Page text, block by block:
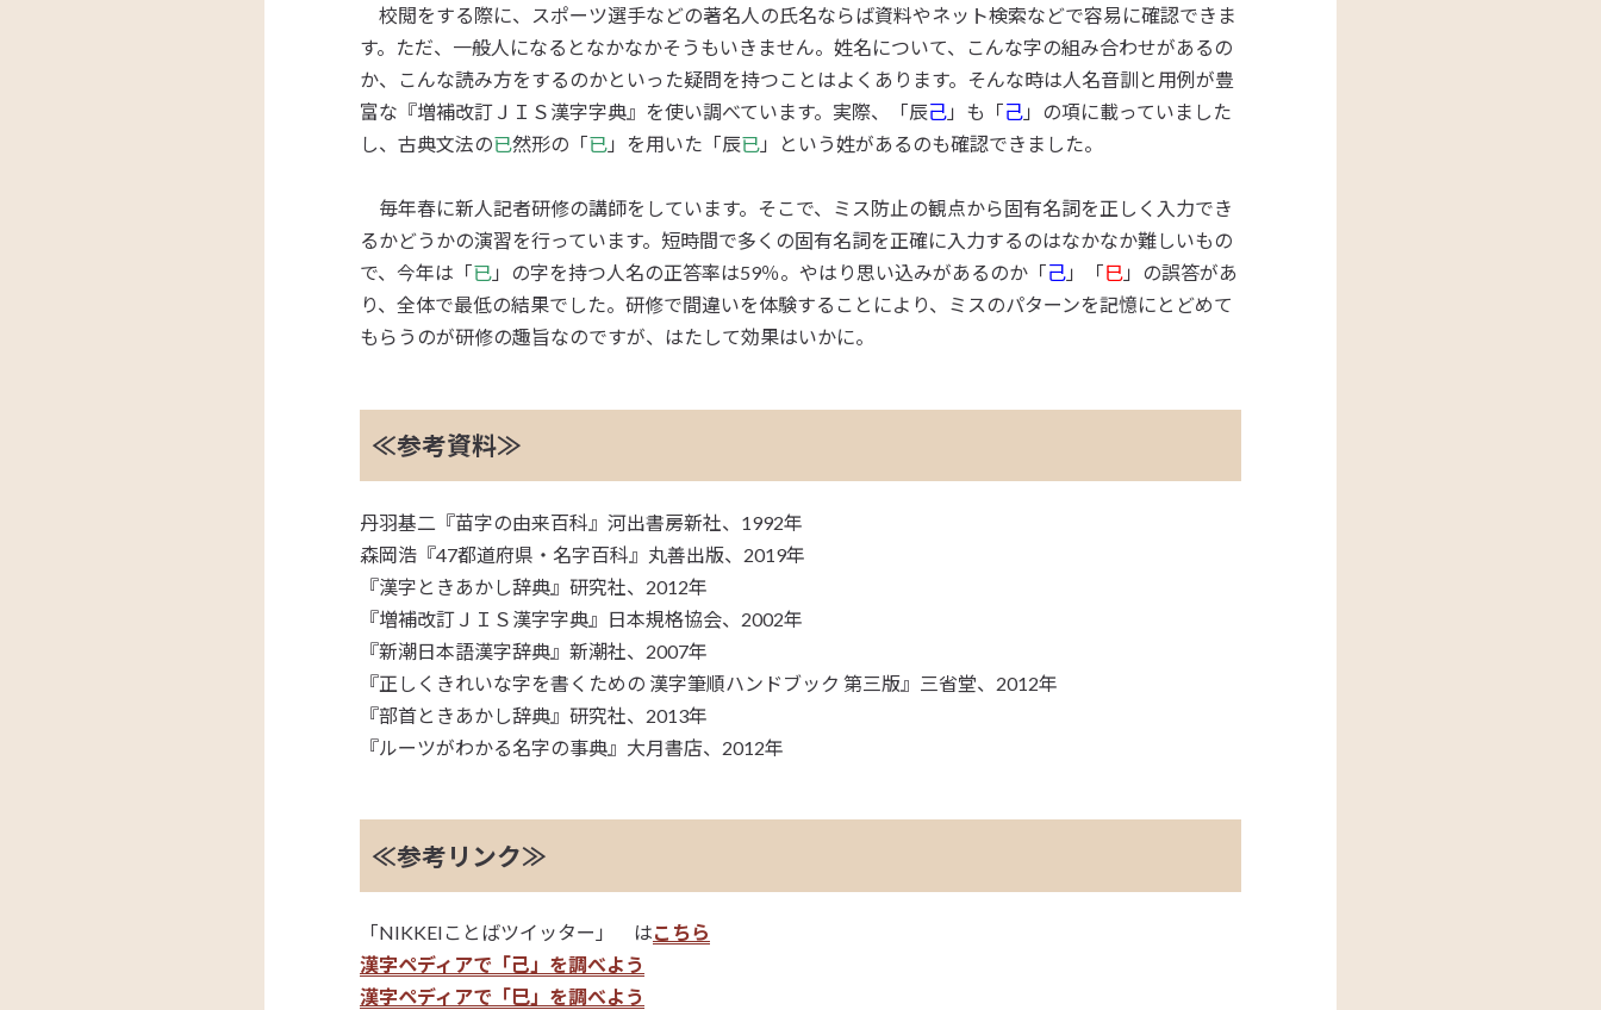
校閲をする際に、スポーツ選手などの著名人の氏名ならば資料やネット検索などで容易に確認できま
す。ただ、一般人になるとなかなかそうもいきません。姓名について、こんな字の組み合わせがあるの
か、こんな読み方をするのかといった疑問を持つことはよくあります。そんな時は人名音訓と用例が豊
富な『増補改訂ＪＩＳ漢字字典』を使い調べています。実際、「辰己 」も「己 」の項に載っていました
し、古典文法の已然形の「已 」を用いた「辰已 」という姓があるのも確認できました。
毎年春に新人記者研修の講師をしています。そこで、ミス防止の観点から固有名詞を正しく入力でき
るかどうかの演習を行っています。短時間で多くの固有名詞を正確に入力するのはなかなか難しいもの
で、今年は「已 」の字を持つ人名の正答率は59％。やはり思い込みがあるのか「己 」「巳 」の誤答があ
り、全体で最低の結果でした。研修で間違いを体験することにより、ミスのパターンを記憶にとどめて
もらうのが研修の趣旨なのですが、はたして効果はいかに。
≪参考資料≫
丹羽基二『苗字の由来百科』河出書房新社、1992年
森岡浩『47都道府県・名字百科』丸善出版、2019年
『漢字ときあかし辞典』研究社、2012年
『増補改訂ＪＩＳ漢字字典』日本規格協会、2002年
『新潮日本語漢字辞典』新潮社、2007年
『正しくきれいな字を書くための 漢字筆順ハンドブック 第三版』三省堂、2012年
『部首ときあかし辞典』研究社、2013年
『ルーツがわかる名字の事典』大月書店、2012年
≪参考リンク≫
「NIKKEIことばツイッター」 はこちら
漢字ペディアで「己」を調べよう
漢字ペディアで「巳」を調べよう